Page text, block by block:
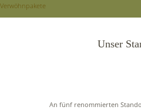
Verwöhnpakete
Unser
An fünf renommierten